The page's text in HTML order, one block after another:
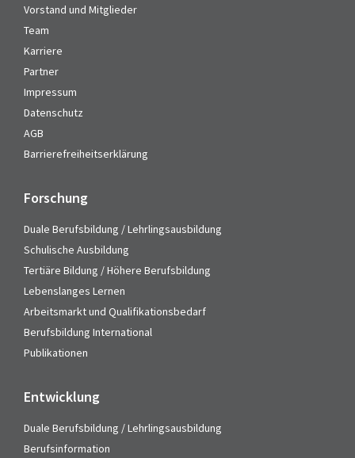
Vorstand und Mitglieder
Team
Karriere
Partner
Impressum
Datenschutz
AGB
Barrierefreiheitserklärung
Forschung
Duale Berufsbildung / Lehrlingsausbildung
Schulische Ausbildung
Tertiäre Bildung / Höhere Berufsbildung
Lebenslanges Lernen
Arbeitsmarkt und Qualifikationsbedarf
Berufsbildung International
Publikationen
Entwicklung
Duale Berufsbildung / Lehrlingsausbildung
Berufsinformation